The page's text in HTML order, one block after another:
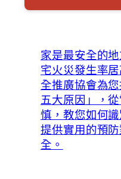
家是最安全的
宅火災發生率
全推廣協會為
五大原因」，
慎，教您如何
提供實用的預
全。